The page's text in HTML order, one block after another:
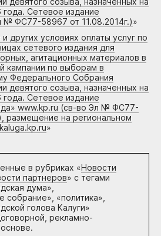
года. Сетевое издание
№ ФС77-58967 от 11.08.2014г.)»
других условиях оплаты услуг по
сетевого издания для
агитационных материалов в
кампании по выборам в
Федерального Собрания
девятого созыва, назначенных на
года. Сетевое издание
www.kp.ru (св-во Эл № ФС77-
размещение на региональном
»
в рубриках «Новости
партнеров» с тегами
дума»,
собрание», «политика»,
голова Калуги»
рекламно-